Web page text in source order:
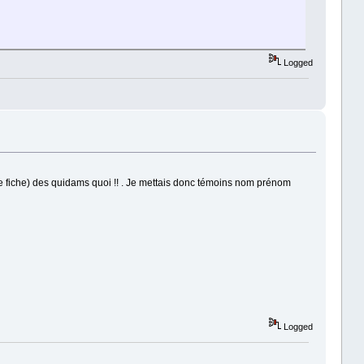
Logged
des quidams quoi !! . Je mettais donc témoins nom prénom
Logged